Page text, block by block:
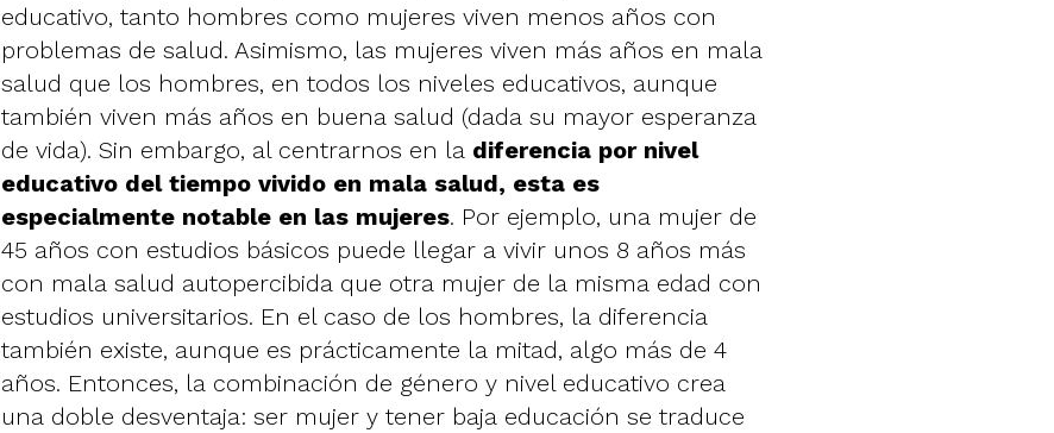
educativo, tanto hombres como mujeres viven menos años con
problemas de salud. Asimismo, las mujeres viven más años en mala
salud que los hombres, en todos los niveles educativos, aunque
también viven más años en buena salud (dada su mayor esperanza
de vida). Sin embargo, al centrarnos en la diferencia por nivel
educativo del tiempo vivido en mala salud, esta es
especialmente notable en las mujeres. Por ejemplo, una mujer de
45 años con estudios básicos puede llegar a vivir unos 8 años más
con mala salud autopercibida que otra mujer de la misma edad con
estudios universitarios. En el caso de los hombres, la diferencia
también existe, aunque es prácticamente la mitad, algo más de 4
años. Entonces, la combinación de género y nivel educativo crea
una doble desventaja: ser mujer y tener baja educación se traduce